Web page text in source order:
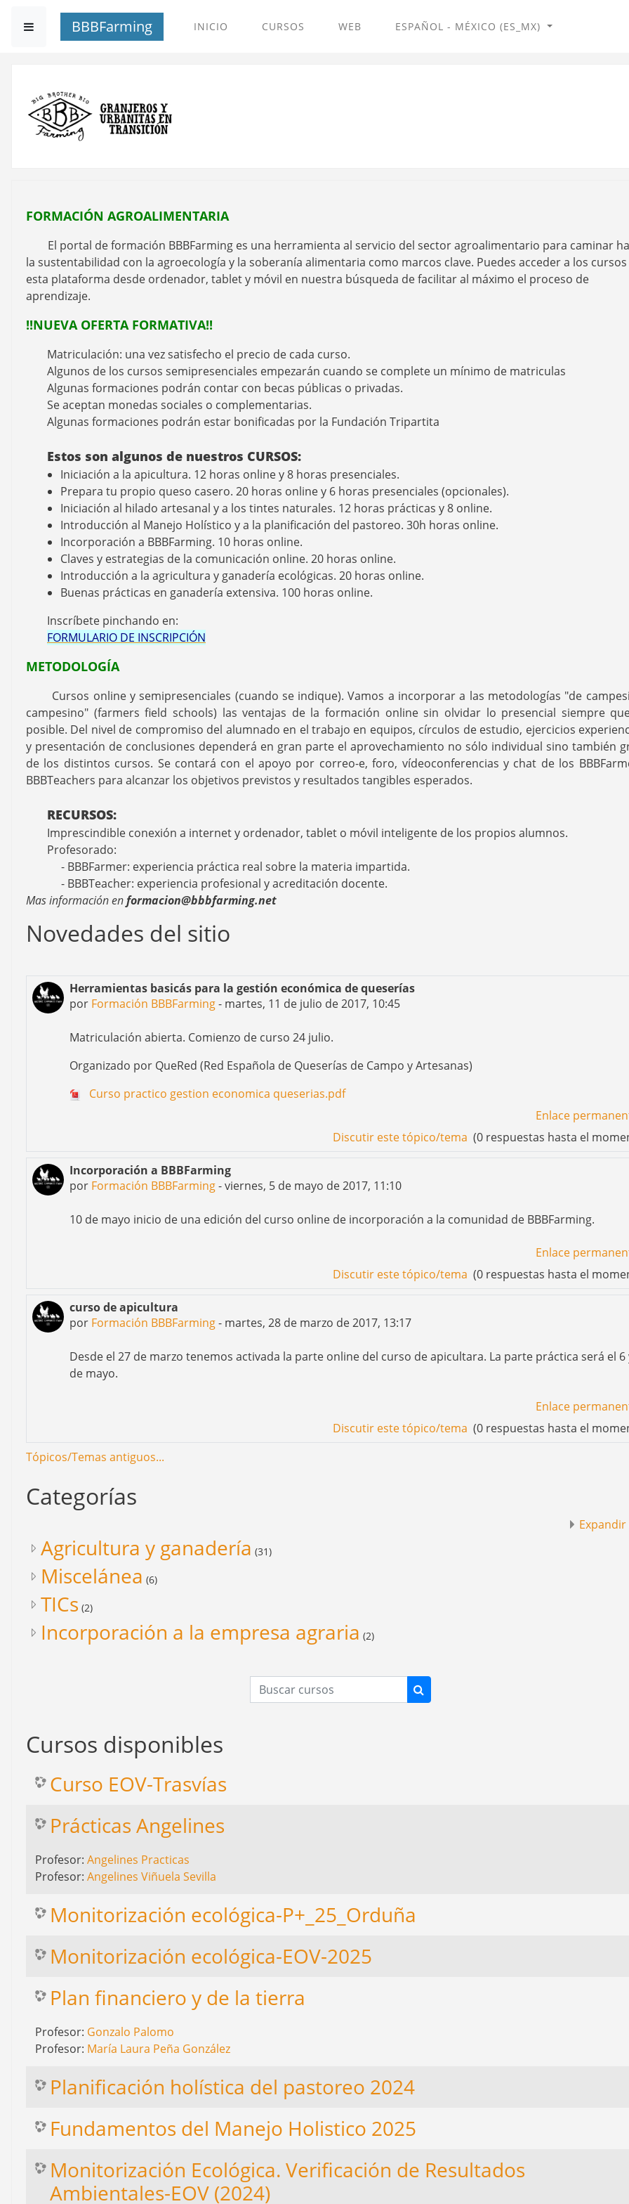
Pánel lateralBBBFarming INICIO CURSOS WEB ESPAÑOL - MÉXICO ‎(ES_MX)‎
FORMACIÓN AGROALIMENTARIA
El portal de formación BBBFarming es una herramienta al servicio del sector agroalimentario para caminar
la sustentabilidad con la agroecología y la soberanía alimentaria como marcos clave. Puedes acceder a los
esta plataforma desde ordenador, tablet y móvil en nuestra búsqueda de facilitar al máximo el proceso de
aprendizaje.
!!NUEVA OFERTA FORMATIVA!!
Matriculación: una vez satisfecho el precio de cada curso.
Algunos de los cursos semipresenciales empezarán cuando se complete un mínimo de matriculas
Algunas formaciones podrán contar con becas públicas o privadas.
Se aceptan monedas sociales o complementarias.
Algunas formaciones podrán estar bonificadas por la Fundación Tripartita
Estos son algunos de nuestros CURSOS:
Iniciación a la apicultura. 12 horas online y 8 horas presenciales.
Prepara tu propio queso casero. 20 horas online y 6 horas presenciales (opcionales).
Iniciación al hilado artesanal y a los tintes naturales. 12 horas prácticas y 8 online.
Introducción al Manejo Holístico y a la planificación del pastoreo. 30h horas online.
Incorporación a BBBFarming. 10 horas online.
Claves y estrategias de la comunicación online. 20 horas online.
Introducción a la agricultura y ganadería ecológicas. 20 horas online.
Buenas prácticas en ganadería extensiva. 100 horas online.
Inscríbete pinchando en:
FORMULARIO DE INSCRIPCIÓN
METODOLOGÍA
Cursos online y semipresenciales (cuando se indique). Vamos a incorporar a las metodologías "de
campesino" (farmers field schools) las ventajas de la formación online sin olvidar lo presencial siempre
posible. Del nivel de compromiso del alumnado en el trabajo en equipos, círculos de estudio, ejercicios
y presentación de conclusiones dependerá en gran parte el aprovechamiento no sólo individual sino también
de los distintos cursos. Se contará con el apoyo por correo-e, foro, vídeoconferencias y chat de los
BBBTeachers para alcanzar los objetivos previstos y resultados tangibles esperados.
RECURSOS:
Imprescindible conexión a internet y ordenador, tablet o móvil inteligente de los propios alumnos.
Profesorado:
- BBBFarmer: experiencia práctica real sobre la materia impartida.
- BBBTeacher: experiencia profesional y acreditación docente.
Mas información enformacion@bbbfarming.net
Novedades del sitio
Herramientas basicás para la gestión económica de queserías
por Formación BBBFarming- martes, 11 de julio de 2017, 10:45
Matriculación abierta. Comienzo de curso 24 julio.
Organizado por QueRed (Red Española de Queserías de Campo y Artesanas)
Curso practico gestion economica queserias.pdf
Enlace
Discutir este tópico/tema (0 respuestas hasta el
Incorporación a BBBFarming
por Formación BBBFarming-viernes, 5 de mayo de 2017, 11:10
10 de mayo inicio de una edición del curso online de incorporación a la comunidad de BBBFarming.
Enlace
Discutir este tópico/tema (0 respuestas hasta el
curso de apicultura
por Formación BBBFarming- martes, 28 de marzo de 2017, 13:17
Desde el 27 de marzo tenemos activada la parte online del curso de apicultara. La parte práctica será el 6
de mayo.
Enlace
Discutir este tópico/tema (0 respuestas hasta el
Tópicos/Temas antiguos...
Categorías
Agricultura y ganadería (31)
Miscelánea (6)
TICs (2)
Incorporación a la empresa agraria (2)
Buscar cursos
Buscar cursos
Cursos disponibles
Curso EOV-Trasvías
Prácticas Angelines
Profesor: Angelines Practicas
Profesor: Angelines Viñuela Sevilla
Monitorización ecológica-P+_25_Orduña
Monitorización ecológica-EOV-2025
Plan financiero y de la tierra
Profesor: Gonzalo Palomo
Profesor: María Laura Peña González
Planificación holística del pastoreo 2024
Fundamentos del Manejo Holistico 2025
Monitorización Ecológica. Verificación de Resultados
Ambientales-EOV (2024)